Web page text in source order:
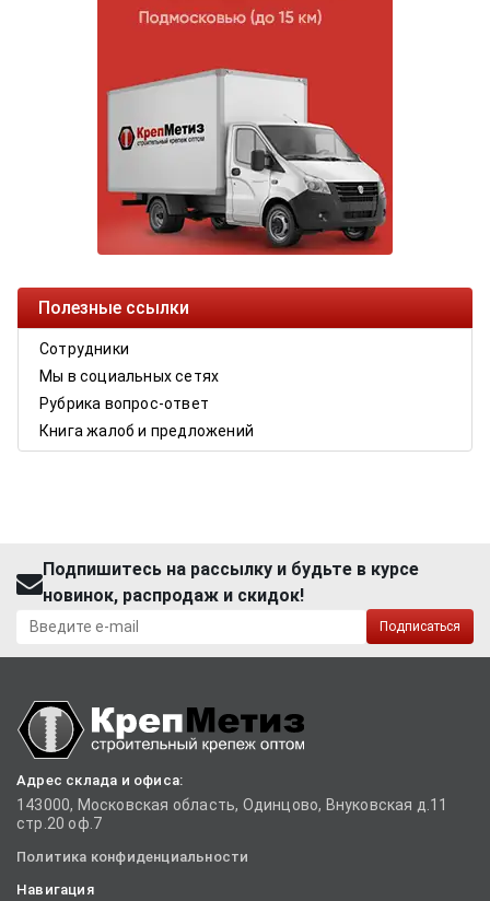
Полезные ссылки
Сотрудники
Мы в социальных сетях
Рубрика вопрос-ответ
Книга жалоб и предложений
Подпишитесь на рассылку и будьте в курсе
новинок, распродаж и скидок!
Подписаться
Адрес склада и офиса:
143000, Московская область, Одинцово, Внуковская д.11
стр.20 оф.7
Политика конфиденциальности
Навигация